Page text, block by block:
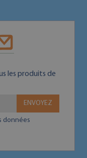
les produits de
ENVOYEZ
données